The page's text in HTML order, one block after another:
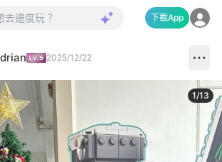
下載App
2025/12/22
1/13